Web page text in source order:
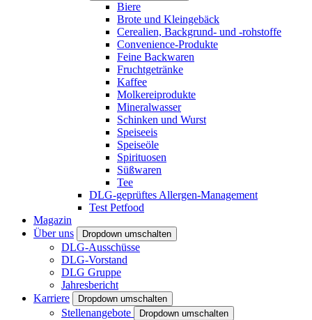
Biere
Brote und Kleingebäck
Cerealien, Backgrund- und -rohstoffe
Convenience-Produkte
Feine Backwaren
Fruchtgetränke
Kaffee
Molkereiprodukte
Mineralwasser
Schinken und Wurst
Speiseeis
Speiseöle
Spirituosen
Süßwaren
Tee
DLG-geprüftes Allergen-Management
Test Petfood
Magazin
Über uns
Dropdown umschalten
DLG-Ausschüsse
DLG-Vorstand
DLG Gruppe
Jahresbericht
Karriere
Dropdown umschalten
Stellenangebote Dropdown umschalten